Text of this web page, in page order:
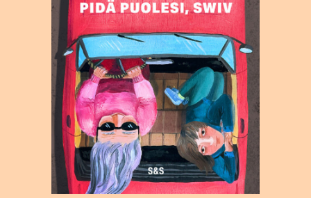
Salasana unohtunut?
Eikö sinulla ole tiliä?
Luo uusi tili